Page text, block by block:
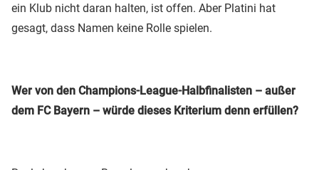
ein Klub nicht daran halten, ist offen. Aber Platini hat
gesagt, dass Namen keine Rolle spielen.
Wer von den Champions-League-Halbfinalisten – außer
dem FC Bayern – würde dieses Kriterium denn erfüllen?